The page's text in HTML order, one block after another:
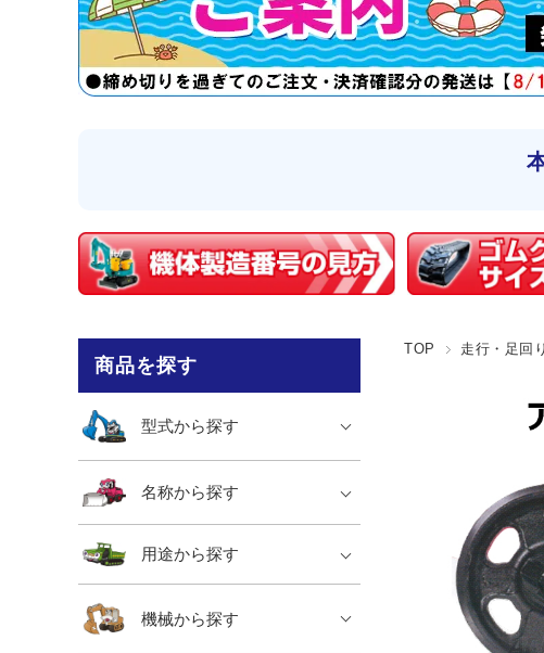
TOP 走行・足回
商品を探す
型式から探す
名称から探す
用途から探す
機械から探す